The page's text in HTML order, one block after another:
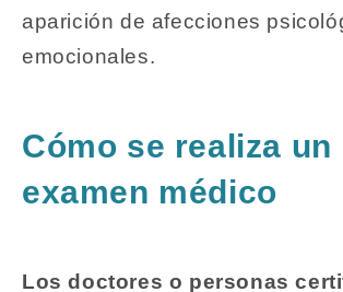
aparición de afecciones
emocionales.
Cómo se realiza un
examen médico
Los doctores o personas